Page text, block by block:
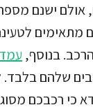
ישנם מספר
בנוסף,
שלהם בלבד.
כי רכבכם